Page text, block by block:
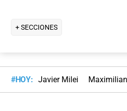
+ SECCIONES
#HOY: Javier Milei